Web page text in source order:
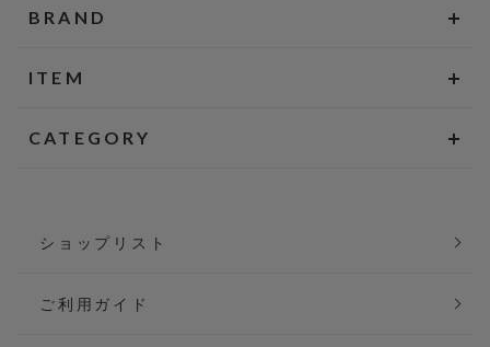
BRAND
ITEM
CATEGORY
ショップリスト
ご利用ガイド